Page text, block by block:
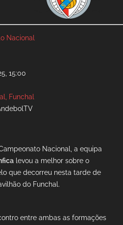
Nacional
15:00
Funchal
Nacional, a equipa
levou a melhor sobre o
que decorreu nesta tarde de
do Funchal.
entre ambas as formações